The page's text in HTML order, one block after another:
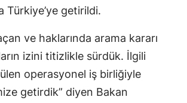
Türkiye’ye getirildi.
ve haklarında arama kararı
izini titizlikle sürdük. İlgili
operasyonel iş birliğiyle
getirdik” diyen Bakan